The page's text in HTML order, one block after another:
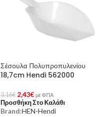
Σέσουλα Πολυπροπυλενίου
18,7cm Hendi 562000
3,16€ 2,43€ με ΦΠΑ
Προσθήκη Στο Καλάθι
Brand:HEN-Hendi